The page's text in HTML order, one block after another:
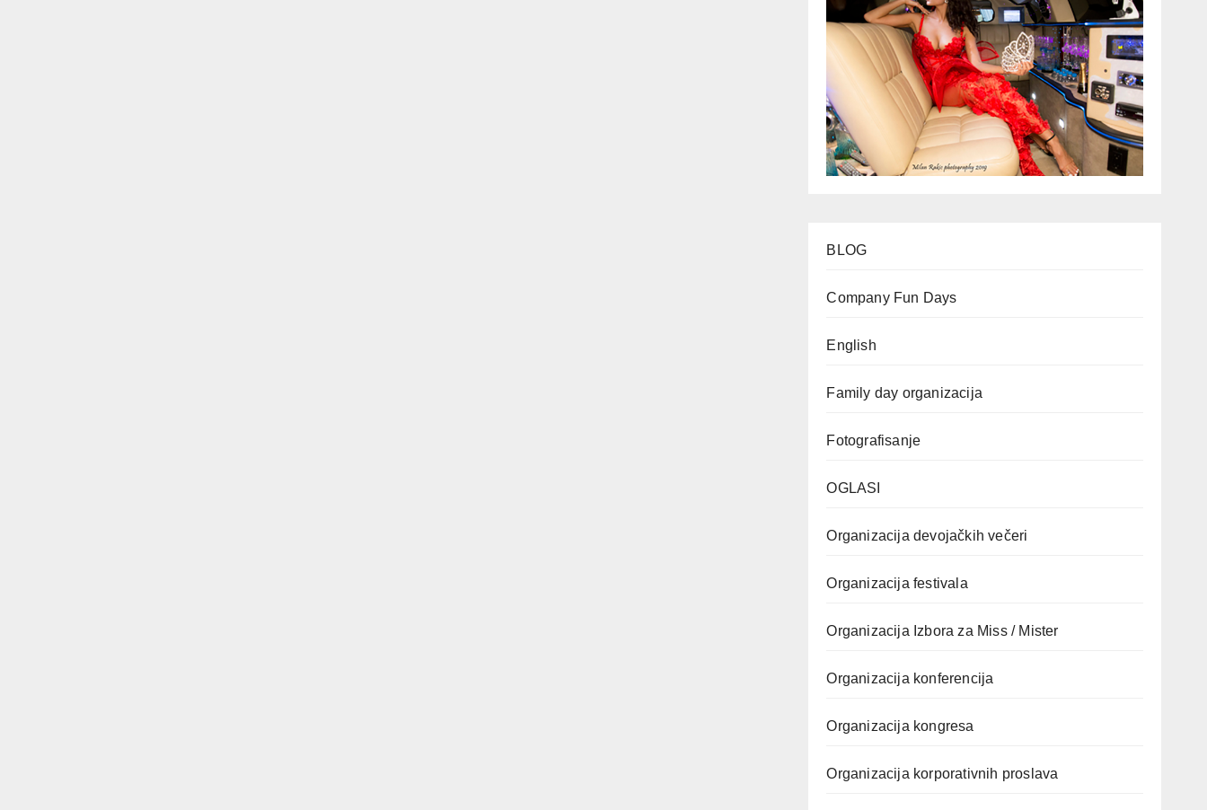
BLOG
Company Fun Days
English
Family day organizacija
Fotografisanje
OGLASI
Organizacija devojačkih večeri
Organizacija festivala
Organizacija Izbora za Miss / Mister
Organizacija konferencija
Organizacija kongresa
Organizacija korporativnih proslava